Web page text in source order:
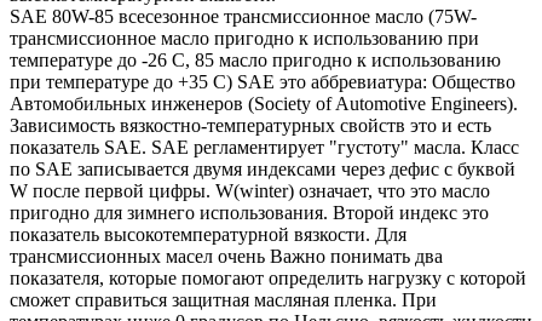
SAE 80W-85 всесезонное трансмиссионное масло (75W-
трансмиссионное масло пригодно к использованию при
температуре до -26 С, 85 масло пригодно к использованию
при температуре до +35 С) SAE это аббревиатура: Общество
Автомобильных инженеров (Society of Automotive Engineers).
Зависимость вязкостно-температурных свойств это и есть
показатель SAE. SAE регламентирует "густоту" масла. Класс
по SAE записывается двумя индексами через дефис с буквой
W после первой цифры. W(winter) означает, что это масло
пригодно для зимнего использования. Второй индекс это
показатель высокотемпературной вязкости. Для
трансмиссионных масел очень Важно понимать два
показателя, которые помогают определить нагрузку с которой
сможет справиться защитная масляная пленка. При